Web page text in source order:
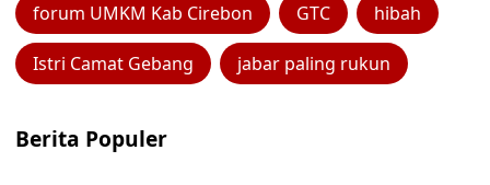
forum UMKM Kab Cirebon GTC hibah
Istri Camat Gebang jabar paling rukun
Berita Populer